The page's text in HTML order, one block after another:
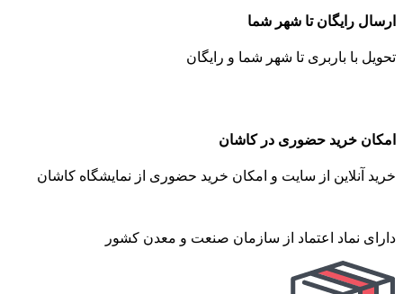
ارسال رایگان تا شهر شما
تحویل با باربری تا شهر شما و رایگان
امکان خرید حضوری در کاشان
خرید آنلاین از سایت و امکان خرید حضوری از نمایشگاه کاشان
دارای نماد اعتماد از سازمان صنعت و معدن کشور